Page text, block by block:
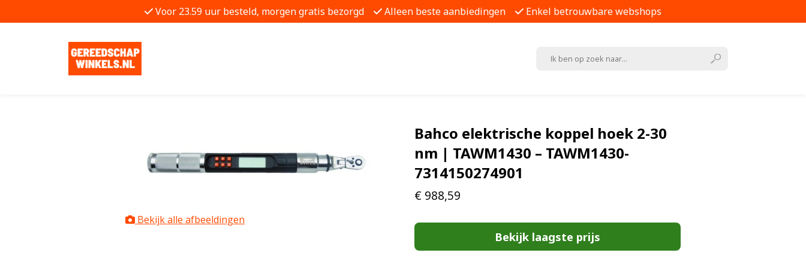
Voor 23.59 uur besteld, morgen gratis bezorgd Alleen beste aanbiedingen Enkel betrouwbare webshops
Bekijk alle afbeeldingen
Bahco elektrische koppel hoek 2-30
nm | TAWM1430 – TAWM1430-
7314150274901
€ 988,59
Bekijk laagste prijs